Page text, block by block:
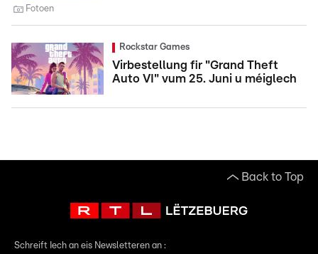
Fotoen
Rockstar Games
Virbestellung fir "Grand Theft
Auto VI" vum 25. Juni u méiglech
Back to Top
Schreift Iech an eis Newsletteren an :